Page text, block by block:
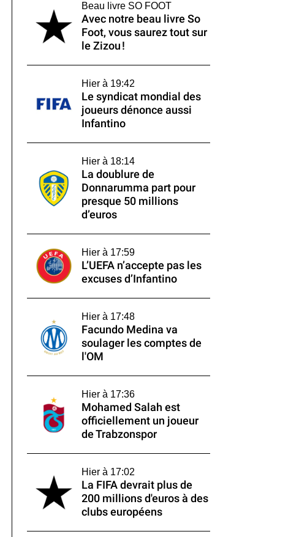
Beau livre SO FOOT
Avec notre beau livre So
Foot, vous saurez tout sur
le Zizou !
Hier à 19:42
Le syndicat mondial des
joueurs dénonce aussi
Infantino
Hier à 18:14
La doublure de
Donnarumma part pour
presque 50 millions
d’euros
Hier à 17:59
L’UEFA n’accepte pas les
excuses d’Infantino
Hier à 17:48
Facundo Medina va
soulager les comptes de
l'OM
Hier à 17:36
Mohamed Salah est
officiellement un joueur
de Trabzonspor
Hier à 17:02
La FIFA devrait plus de
200 millions d'euros à des
clubs européens